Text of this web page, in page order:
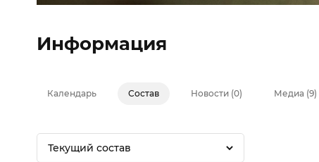
Информация
Календарь Состав Новости (0) Медиа (9)
Текущий состав